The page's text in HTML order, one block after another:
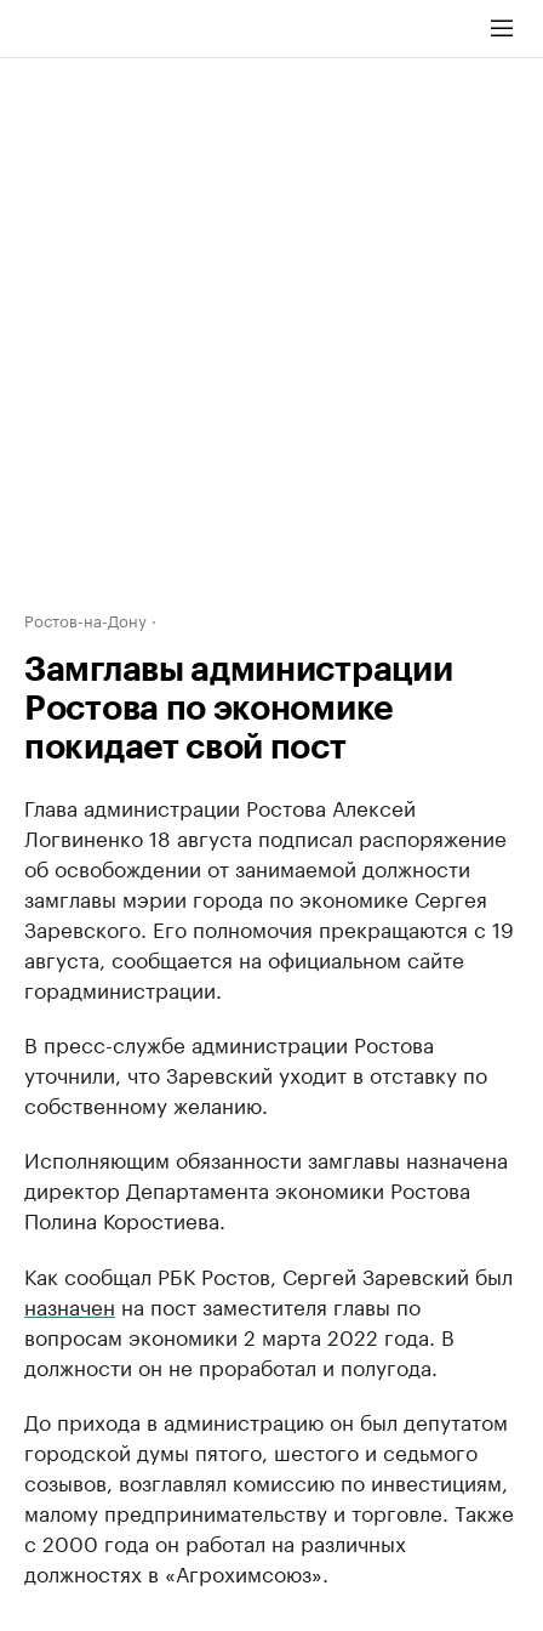
Ростов-на-Дону
Замглавы администрации
Ростова по экономике
покидает свой пост
Глава администрации Ростова Алексей
Логвиненко 18 августа подписал распоряжение
об освобождении от занимаемой должности
замглавы мэрии города по экономике Сергея
Заревского. Его полномочия прекращаются с 19
августа, сообщается на официальном сайте
горадминистрации.
В пресс-службе администрации Ростова
уточнили, что Заревский уходит в отставку по
собственному желанию.
Исполняющим обязанности замглавы назначена
директор Департамента экономики Ростова
Полина Коростиева.
Как сообщал РБК Ростов, Сергей Заревский был
назначен на пост заместителя главы по
вопросам экономики 2 марта 2022 года. В
должности он не проработал и полугода.
До прихода в администрацию он был депутатом
городской думы пятого, шестого и седьмого
созывов, возглавлял комиссию по инвестициям,
малому предпринимательству и торговле. Также
с 2000 года он работал на различных
должностях в «Агрохимсоюз».